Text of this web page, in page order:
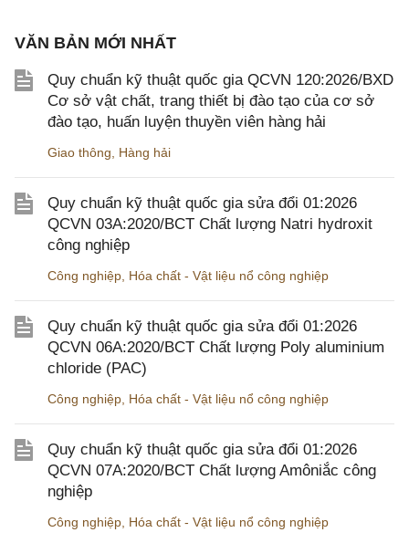
VĂN BẢN MỚI NHẤT
Quy chuẩn kỹ thuật quốc gia QCVN 120:2026/BXD
Cơ sở vật chất, trang thiết bị đào tạo của cơ sở
đào tạo, huấn luyện thuyền viên hàng hải
Giao thông Hàng hải
Quy chuẩn kỹ thuật quốc gia sửa đổi 01:2026
QCVN 03A:2020/BCT Chất lượng Natri hydroxit
công nghiệp
Công nghiệp Hóa chất - Vật liệu nổ công nghiệp
Quy chuẩn kỹ thuật quốc gia sửa đổi 01:2026
QCVN 06A:2020/BCT Chất lượng Poly aluminium
chloride (PAC)
Công nghiệp Hóa chất - Vật liệu nổ công nghiệp
Quy chuẩn kỹ thuật quốc gia sửa đổi 01:2026
QCVN 07A:2020/BCT Chất lượng Amôniắc công
nghiệp
Công nghiệp Hóa chất - Vật liệu nổ công nghiệp